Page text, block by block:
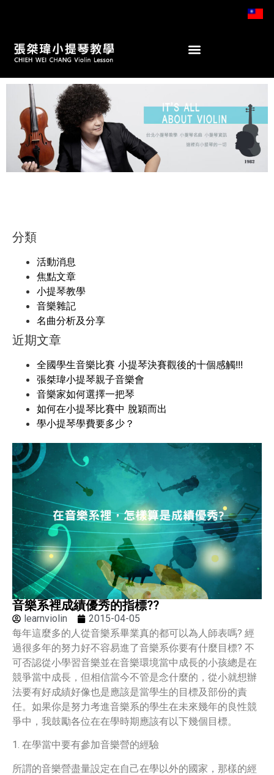
分類
活動消息
焦點文章
小提琴教學
音樂雜記
名曲分析及分享
近期文章
全國學生音樂比賽 小提琴決賽觀後的十個感觸!!!
張桀瑋小提琴親子音樂會
音樂家如何選擇一把琴
如何在小提琴比賽中 脫穎而出
學小提琴學費要多少？
音樂系裡成績優秀的指標??
learnviolin
2015-04-05
每年這麼多的人從音樂系畢業真的都可以為人師表嗎? 經
過很多年的努力好不容易進了音樂系你要有什麼目標? 不
可否認從小學習音樂並在音樂環境當中成長的小孩總是在
競爭當中成長，但相信當今不管是念什麼的，從小就想辦
法要有好成績好像也是應該是當學生的目標及部份的責
任。如果你是努力考進音樂系的學生在未來幾年的良性競
爭中，我鼓勵各位在在學時期應該有以下幾個目標。
1. 在學當中要有參加音樂營的經驗
所謂的音樂營盡量設定在自己在學以外的國家，那樣的經